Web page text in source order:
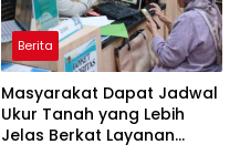
Berita
Masyarakat Dapat Jadwal
Ukur Tanah yang Lebih
Jelas Berkat Layanan